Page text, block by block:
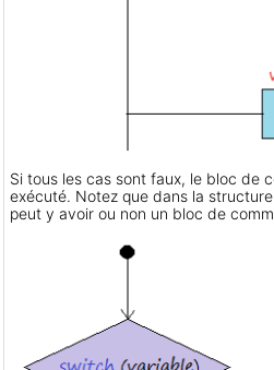
Si tous les cas sont faux, le bloc de
exécuté. Notez que dans la
peut y avoir ou non un bloc de